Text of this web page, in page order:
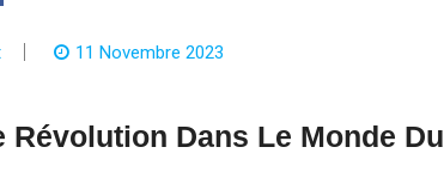
11 Novembre 2023
Révolution Dans Le Monde Du